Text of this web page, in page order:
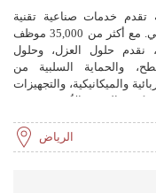
خدمات صناعية تقنية
للمصانع والسفن والمباني. مع أكثر من 35,000 موظف
من 25 دولة، نقدم حلول العزل، وحلول
والحماية السلبية من
والميكانيكية، والتجهيزات
المزود الأكثر موثوقية
الصناعات والقارات.
الرياض